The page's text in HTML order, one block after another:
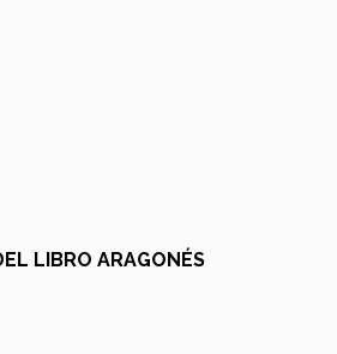
LIBRO ARAGONÉS